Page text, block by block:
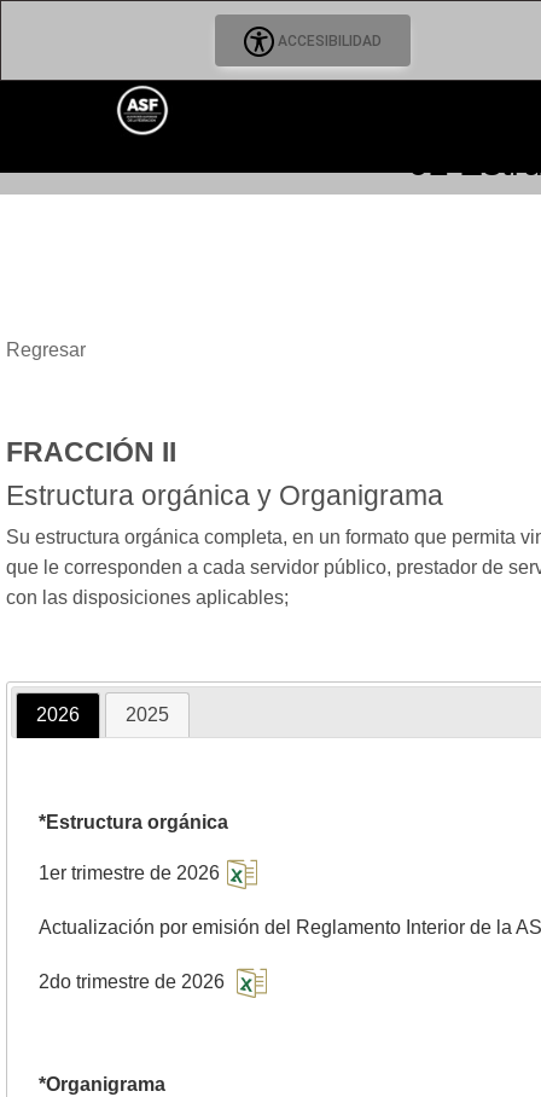
ACCESIBILIDAD
02
Regresar
FRACCIÓN II
Estructura orgánica y Organigrama
Su estructura orgánica completa, en un formato que permita
que le corresponden a cada servidor público, prestador de
con las disposiciones aplicables;
2026 2025
*Estructura orgánica
1er trimestre de 2026
Actualización por emisión del Reglamento Interior de la
2do trimestre de 2026
*Organigrama